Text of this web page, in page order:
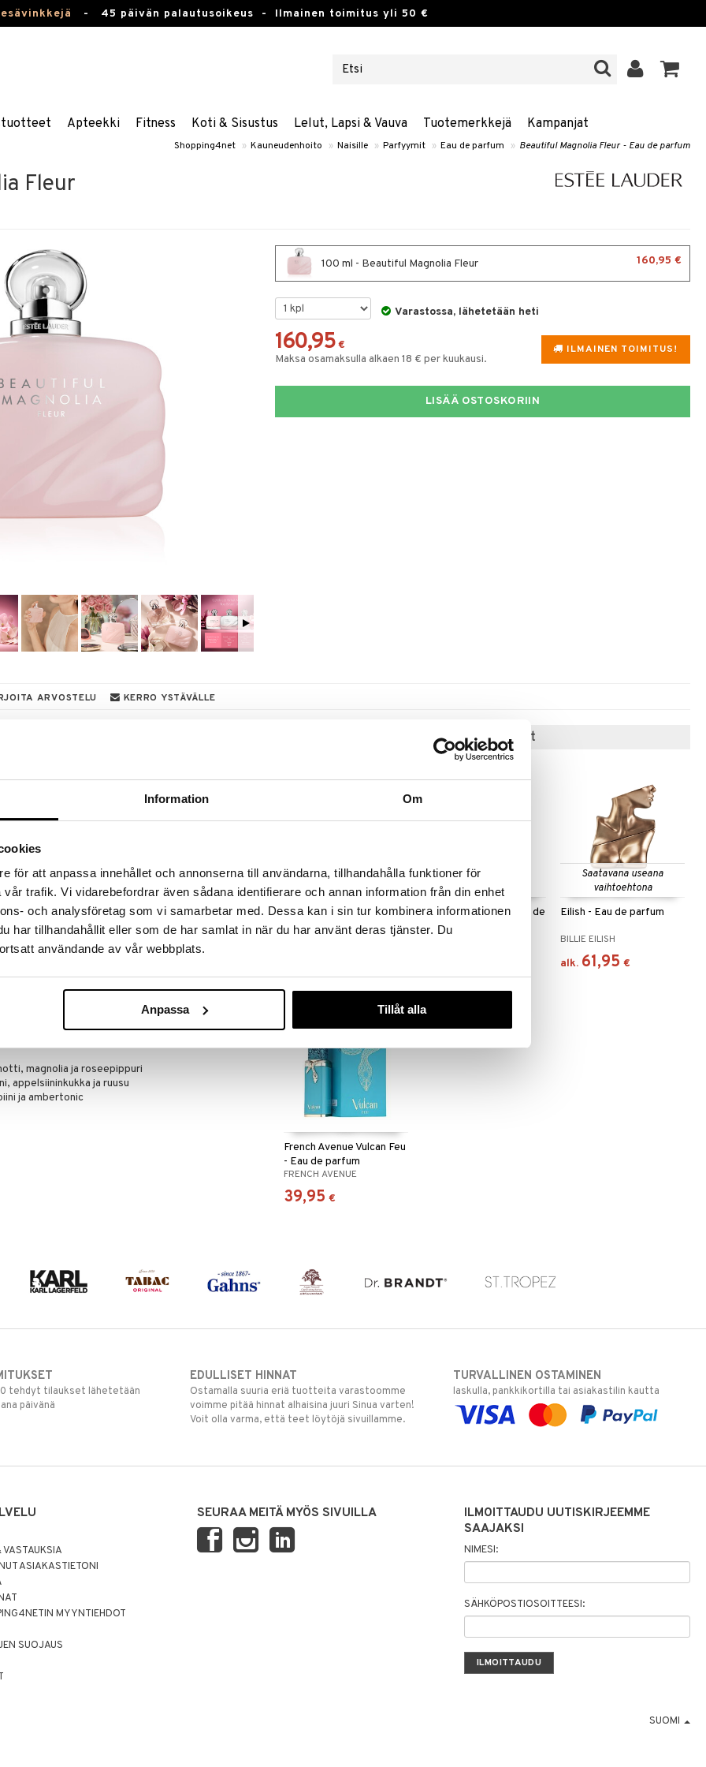
Information Om
för att anpassa innehållet och annonserna till användarna, tillhandahålla funktioner för
trafik. Vi vidarebefordrar även sådana identifierare och annan information från din enhet
och analysföretag som vi samarbetar med. Dessa kan i sin tur kombinera informationen
har tillhandahållit eller som de har samlat in när du har använt deras tjänster. Du
användande av vår webbplats.
Anpassa Tillåt alla
- 45 päivän palautusoikeus - Ilmainen toimitus yli 50 €
Apteekki Fitness Koti & Sisustus Lelut, Lapsi & Vauva Tuotemerkkejä Kampanjat
Shopping4net » Kauneudenhoito » Naisille » Parfyymit » Eau de parfum » Beautiful Magnolia Fleur - Eau de parfum
Fleur
100 ml - Beautiful Magnolia Fleur 160,95 €
Varastossa, lähetetään heti
ILMAINEN TOIMITUS!
160,95 €
Maksa osamaksulla alkaen 18 € per kuukausi.
LISÄÄ OSTOSKORIIN
ARVOSTELU KERRO YSTÄVÄLLE
löydöt kotiin!
suuren valikoiman jännittäviä tuotteita
31.8.2026 asti mutta ole nopea -
ale-löydöt »
Anne Flipo
suutelema gardenia ja pehmeä setripuu ovat
kevyt kukkaistuoksu.
magnolia ja roseepippuri
appelsiininkukka ja ruusu
ja ambertonic
Suositut tuotteet
French Avenue After
Effect - Extrait de
Crème of Clouds - Eau de
parfum
Saatavana useana
vaihtoehtona
Eilish - Eau de parfum
BILLIE EILISH
alk. 61,95 €
French Avenue Vulcan Feu
- Eau de parfum
FRENCH AVENUE
39,95 €
tehdyt tilaukset lähetetään
päivänä
EDULLISET HINNAT
Ostamalla suuria eriä tuotteita varastoomme
voimme pitää hinnat alhaisina juuri Sinua varten!
Voit olla varma, että teet löytöjä sivuillamme.
TURVALLINEN OSTAMINEN
laskulla, pankkikortilla tai asiakastilin kautta
ASIAKASTIETONI
MYYNTIEHDOT
SUOJAUS
SEURAA MEITÄ MYÖS SIVUILLA
ILMOITTAUDU UUTISKIRJEEMME
SAAJAKSI
NIMESI:
SÄHKÖPOSTIOSOITTEESI:
SUOMI